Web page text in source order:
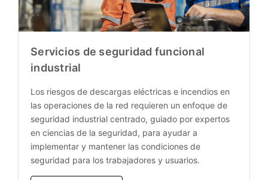
Servicios de seguridad funcional
industrial
Los riesgos de descargas eléctricas e incendios en
las operaciones de la red requieren un enfoque de
seguridad industrial centrado, guiado por expertos
en ciencias de la seguridad, para ayudar a
implementar y mantener las condiciones de
seguridad para los trabajadores y usuarios.